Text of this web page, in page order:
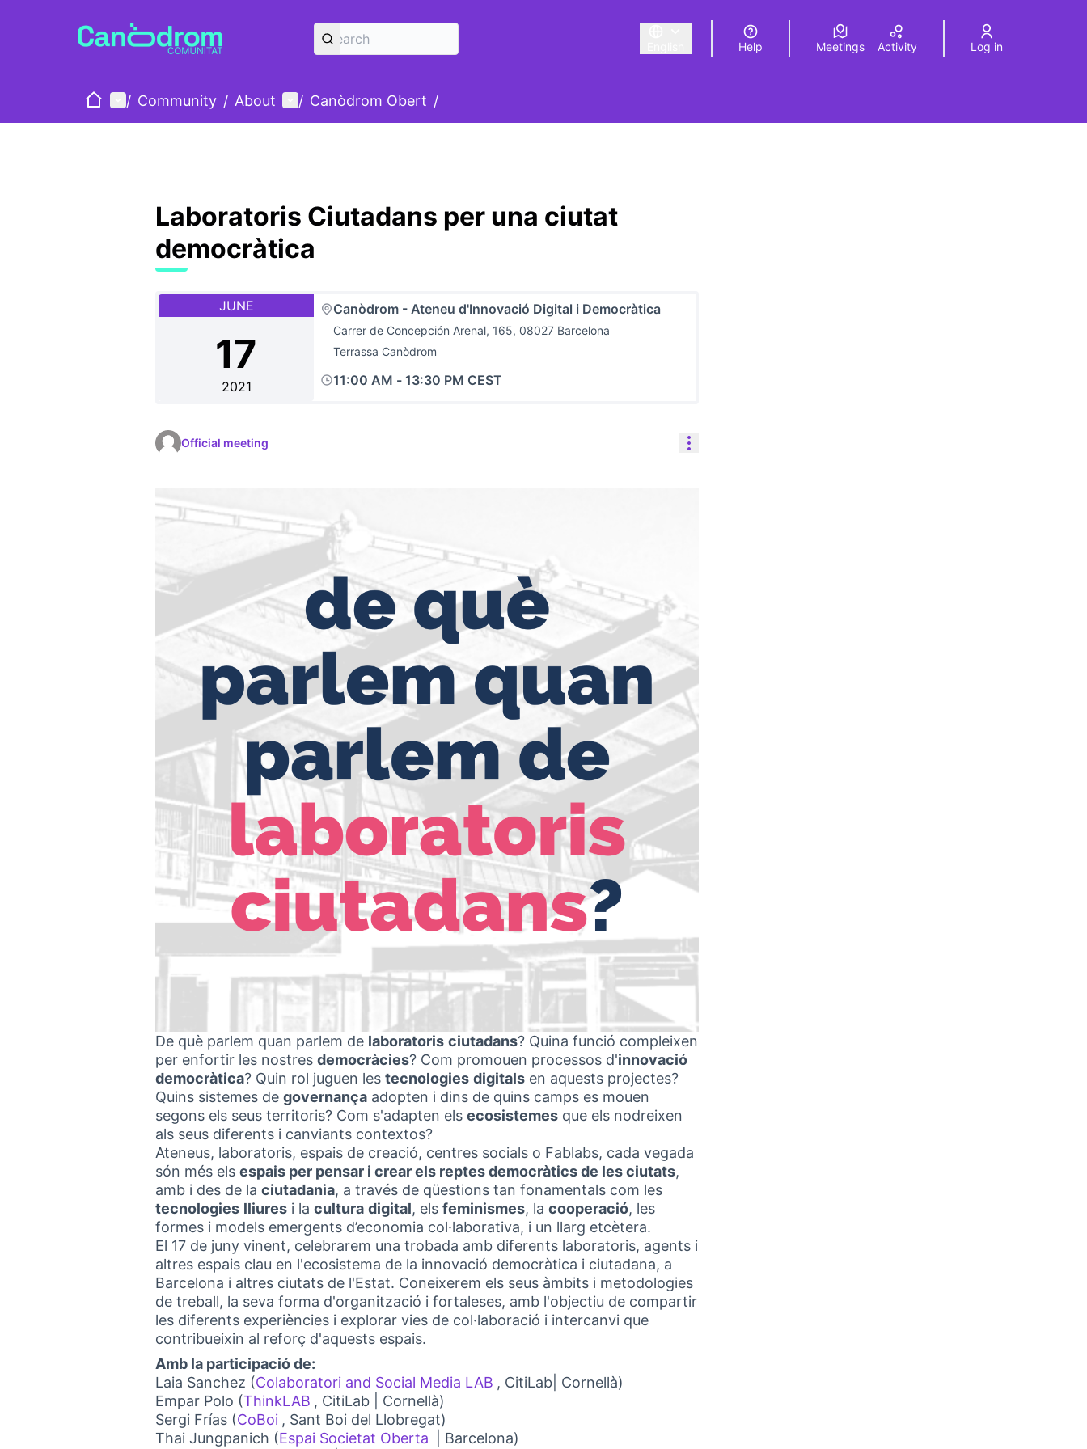
Triar la llengua Elegir el idiomaChoose language
Help Meetings Activity Log in
HomeMain menu
/ Community / About User menu
/ Canòdrom Obert /
Laboratoris Ciutadans per una ciutat
democràtica
JUNE
17
2021
Canòdrom - Ateneu d'Innovació Digital i Democràtica
Carrer de Concepción Arenal, 165, 08027 Barcelona
Terrassa Canòdrom
11:00 AM - 13:30 PM CEST
Official meeting Resource controls
De què parlem quan parlem de laboratoris ciutadans? Quina funció compleixen
per enfortir les nostres democràcies? Com promouen processos d'innovació
democràtica? Quin rol juguen les tecnologies digitals en aquests projectes?
Quins sistemes de governança adopten i dins de quins camps es mouen
segons els seus territoris? Com s'adapten els ecosistemes que els nodreixen
als seus diferents i canviants contextos?
Ateneus, laboratoris, espais de creació, centres socials o Fablabs, cada vegada
són més els espais per pensar i crear els reptes democràtics de les ciutats,
amb i des de la ciutadania, a través de qüestions tan fonamentals com les
tecnologies lliures i la cultura digital, els feminismes, la cooperació, les
formes i models emergents d’economia col·laborativa, i un llarg etcètera.
El 17 de juny vinent, celebrarem una trobada amb diferents laboratoris, agents i
altres espais clau en l'ecosistema de la innovació democràtica i ciutadana, a
Barcelona i altres ciutats de l'Estat. Coneixerem els seus àmbits i metodologies
de treball, la seva forma d'organització i fortaleses, amb l'objectiu de compartir
les diferents experiències i explorar vies de col·laboració i intercanvi que
contribueixin al reforç d'aquests espais.
Amb la participació de:
Laia Sanchez (Colaboratori and Social Media LAB
(External link)
, CitiLab| Cornellà)
Empar Polo (ThinkLAB
(External link)
, CitiLab | Cornellà)
Sergi Frías (CoBoi
(External link)
, Sant Boi del Llobregat)
Thai Jungpanich (Espai Societat Oberta
| Barcelona)